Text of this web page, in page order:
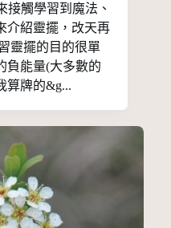
接觸學習到魔法、
介紹靈擺，改天再
靈擺的目的很單
負能量(大多數的
算牌的&g...